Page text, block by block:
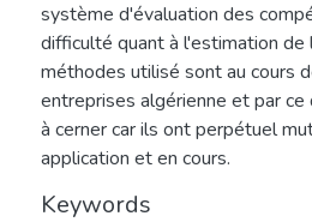
système d'évaluation des
difficulté quant à l'estimation
méthodes utilisé sont au cours
entreprises algérienne et par
à cerner car ils ont perpétuel
application et en cours.
Keywords